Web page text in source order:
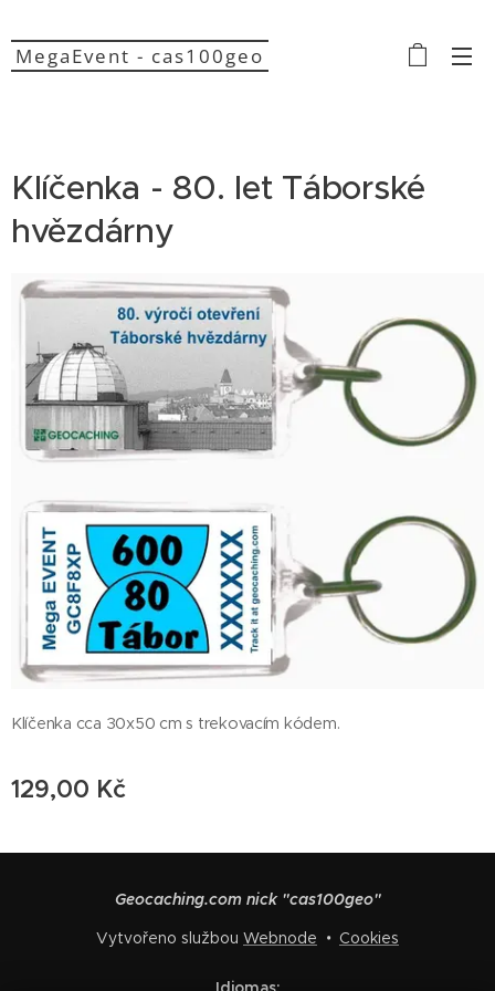
MegaEvent - cas100geo
Klíčenka - 80. let Táborské
hvězdárny
Klíčenka cca 30x50 cm s trekovacím kódem.
129,00 Kč
Geocaching.com nick "cas100geo"
Vytvořeno službou Webnode Cookies